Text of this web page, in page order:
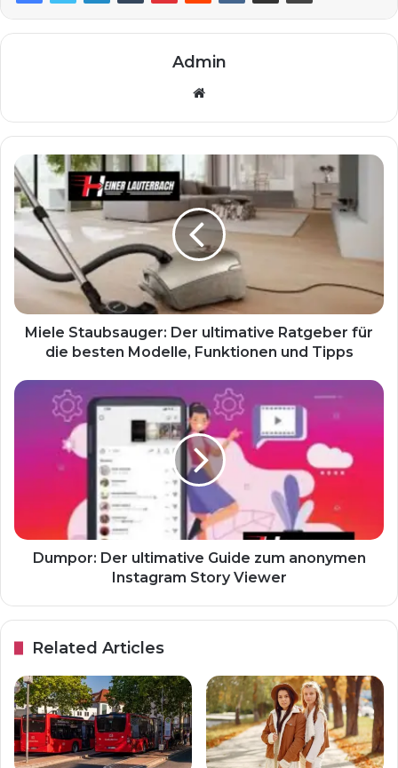
Admin
Website
Miele Staubsauger: Der ultimative Ratgeber für
die besten Modelle, Funktionen und Tipps
Dumpor: Der ultimative Guide zum anonymen
Instagram Story Viewer
Related Articles